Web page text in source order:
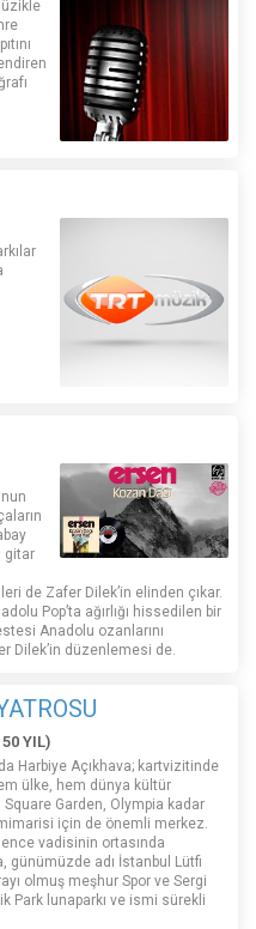
gitar
de Zafer Dilek’in elinden çıkar.
Pop’ta ağırlığı hissedilen bir
Anadolu ozanlarını
Dilek’in düzenlemesi de.
YIL)
Harbiye Açıkhava; kartvizitinde
ülke, hem dünya kültür
Garden, Olympia kadar
için de önemli merkez.
vadisinin ortasında
günümüzde adı İstanbul Lütfi
olmuş meşhur Spor ve Sergi
Park lunaparkı ve ismi sürekli